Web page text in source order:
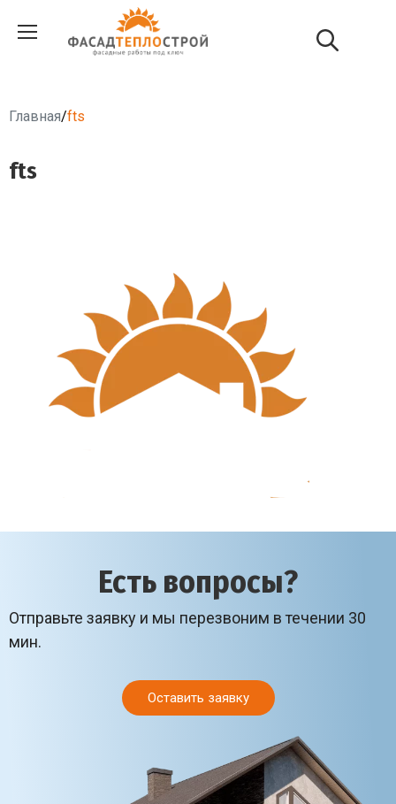
Главная/fts
fts
Есть вопросы?
Отправьте заявку и мы перезвоним в течении 30
мин.
Оставить заявку